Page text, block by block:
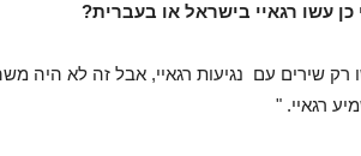
כן עשו רגאיי בישראל או בעברית?
רק שירים עם נגיעות רגאיי, אבל זה לא היה
רגאיי. "